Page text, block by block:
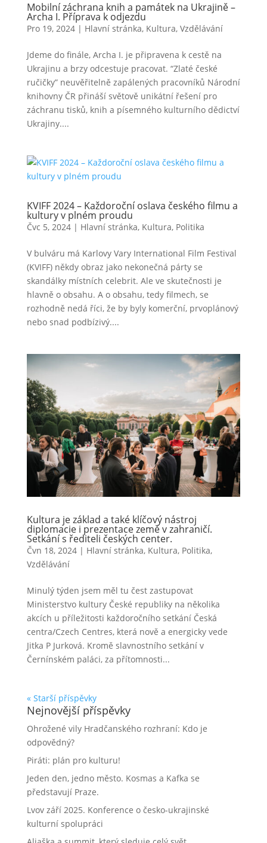
Mobilní záchrana knih a památek na Ukrajině –
Archa I. Příprava k odjezdu
Pro 19, 2024| Hlavní stránka, Kultura, Vzdělávání
Jdeme do finále, Archa I. je připravena k cestě na
Ukrajinu a brzy odcestuje pracovat. “Zlaté české
ručičky” neuvěřitelně zapálených pracovníků Národní
knihovny ČR přináší světově unikátní řešení pro
záchranu tisků, knih a písemného kulturního dědictví
Ukrajiny....
KVIFF 2024 – Každoroční oslava českého filmu a
kultury v plném proudu
Čvc 5, 2024| Hlavní stránka, Kultura, Politika
V bulváru má Karlovy Vary International Film Festival
(KVIFF) někdy obraz jako nekonečná párty se
skandálky místních celebrit. Ale ve skutečnosti je
hlavně o obsahu. A o obsahu, tedy filmech, se
rozhodně nedá říci, že by byly komerční, prvoplánový
nebo snad podbízivý....
Kultura je základ a také klíčový nástroj
diplomacie i prezentace země v zahraničí.
Setkání s řediteli českých center.
Čvn 18, 2024| Hlavní stránka, Kultura, Politika,
Vzdělávání
Minulý týden jsem měl tu čest zastupovat
Ministerstvo kultury České republiky na několika
akcích u příležitosti každoročního setkání Česká
centra/Czech Centres, která nově a energicky vede
Jitka P Jurková. Kromě slavnostního setkání v
Černínském paláci, za přítomnosti...
« Starší příspěvky
Nejnovější příspěvky
Ohrožené vily Hradčanského rozhraní: Kdo je
odpovědný?
Piráti: plán pro kulturu!
Jeden den, jedno město. Kosmas a Kafka se
představují Praze.
Lvov září 2025. Konference o česko-ukrajinské
kulturní spolupráci